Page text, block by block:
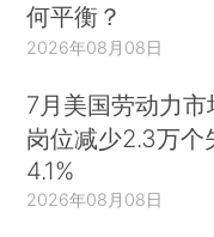
何平衡？
2026年08月08日
7月美国劳动力
岗位减少2.3万个
4.1%
2026年08月08日